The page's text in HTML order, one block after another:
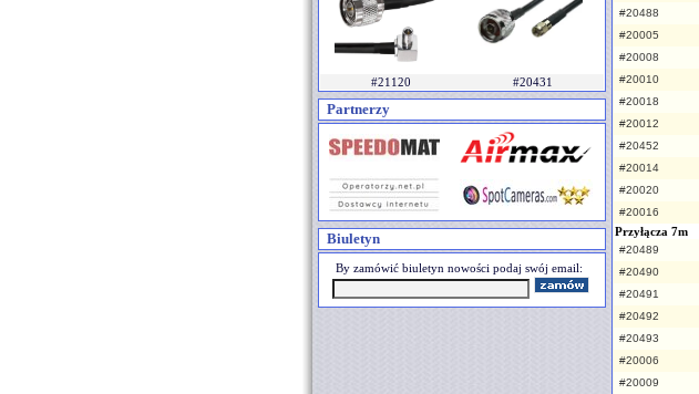
#21120 #20431
Partnerzy
Biuletyn
By zamówić biuletyn nowości podaj swój email:
#20488
#20005
#20008
#20010
#20018
#20012
#20452
#20014
#20020
#20016
Przyłącza 7m
#20489
#20490
#20491
#20492
#20493
#20006
#20009